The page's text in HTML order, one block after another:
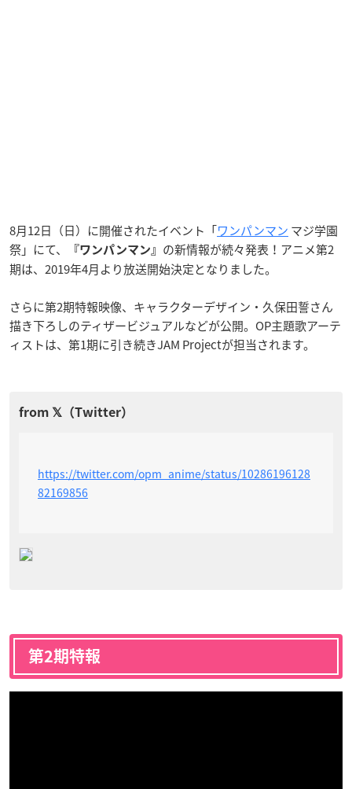
8月12日（日）に開催されたイベント「ワンパンマン マジ学園
祭」にて、
『ワンパンマン』 の新情報が続々発表！アニメ第2
期は、2019年4月より放送開始決定となりました。
さらに第2期特報映像、キャラクターデザイン・久保田誓さん
描き下ろしのティザービジュアルなどが公開。OP主題歌アーテ
ィストは、第1期に引き続きJAM Projectが担当されます。
https://twitter.com/opm_anime/status/10286196128
82169856
第2期特報